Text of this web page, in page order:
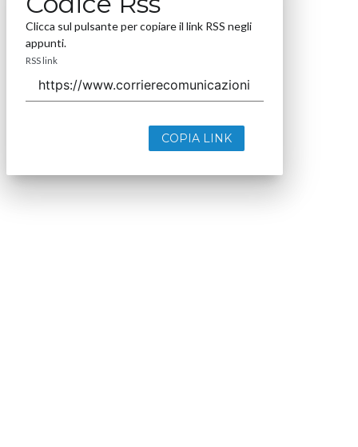
Clicca sul pulsante per copiare il link RSS negli
appunti.
RSS link
COPIA LINK